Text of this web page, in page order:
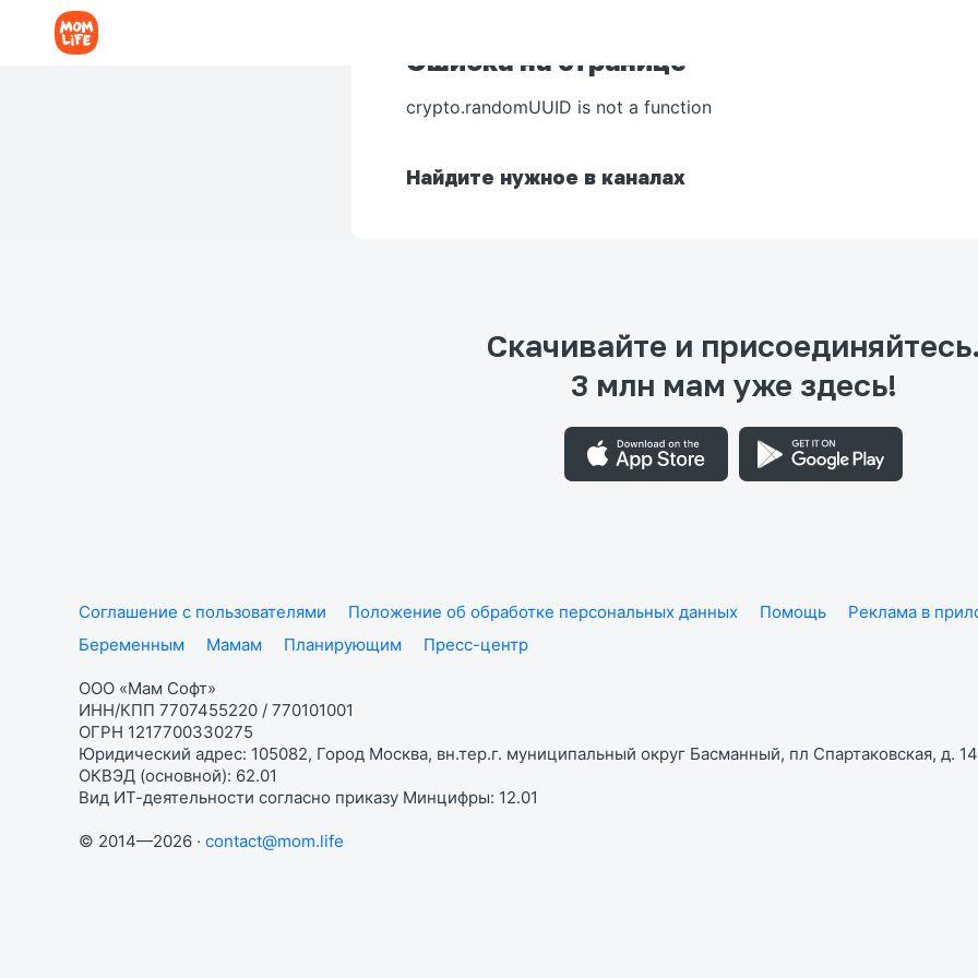
Ошибка на странице
crypto.randomUUID is not a function
Найдите нужное в каналах
Скачивайте и присоединяйтесь.
3 млн мам уже здесь!
Соглашение с пользователями Положение об обработке персональных данных Помощь Реклама в
Беременным
Мамам Планирующим Пресс-центр
ООО «Мам Софт»
ИНН/КПП 7707455220 / 770101001
ОГРН 1217700330275
Юридический адрес: 105082, Город Москва, вн.тер.г. муниципальный округ Басманный, пл Спартаковская, д.
ОКВЭД (основной): 62.01
Вид ИТ-деятельности согласно приказу Минцифры: 12.01
© 2014—2026 · contact@mom.life